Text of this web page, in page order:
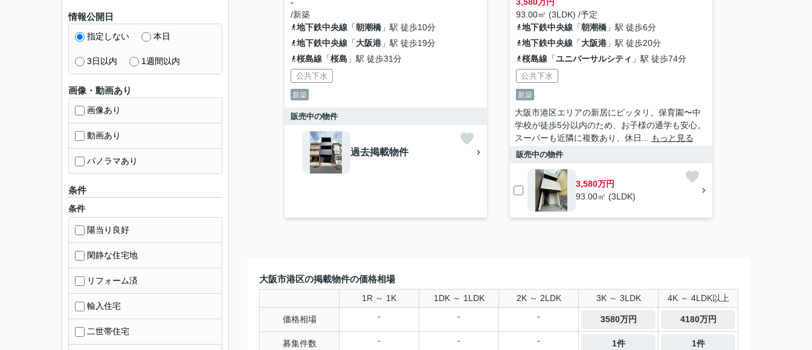
/新築
地下鉄中央線「朝潮橋」駅 徒歩10分
地下鉄中央線「大阪港」駅 徒歩19分
桜島線「桜島 」駅 徒歩31分
公共下水
新築
販売中の物件
過去掲載物件
93.00㎡ (3LDK) /予定
地下鉄中央線「朝潮橋」駅 徒歩6分
地下鉄中央線「大阪港」駅 徒歩20分
桜島線「ユニバーサルシティ 」駅 徒歩74分
公共下水
新築
大阪市港区エリアの新居にピッタリ。保育園〜中
学校が徒歩5分以内のため、お子様の通学も安心。
スーパーも近隣に複数あり、休日...
もっと見る
販売中の物件
3,580万円
93.00㎡ (3LDK)
大阪市港区の掲載物件の価格相場
1R ～ 1K 1DK ～ 1LDK 2K ～ 2LDK 3K ～ 3LDK 4K ～ 4LDK以上
価格相場 - - - 3580万円 4180万円
募集件数 - - - 1件 1件
情報公開日
指定しない 本日
3日以内 1週間以内
画像・動画あり
画像あり
動画あり
パノラマあり
条件
条件
陽当り良好
閑静な住宅地
リフォーム済
輸入住宅
二世帯住宅